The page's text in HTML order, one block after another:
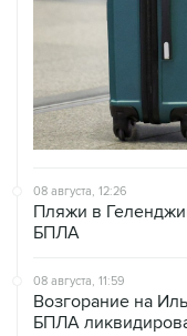
08 августа, 12:26
Пляжи в
БПЛА
08 августа, 11:59
Возгорание на
БПЛА